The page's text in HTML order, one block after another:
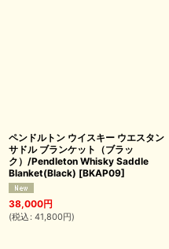
ペンドルトン ウイスキー ウエスタン
サドル ブランケット（ブラッ
ク）/Pendleton Whisky Saddle
Blanket(Black) [BKAP09]
38,000円
(税込 : 41,800円)